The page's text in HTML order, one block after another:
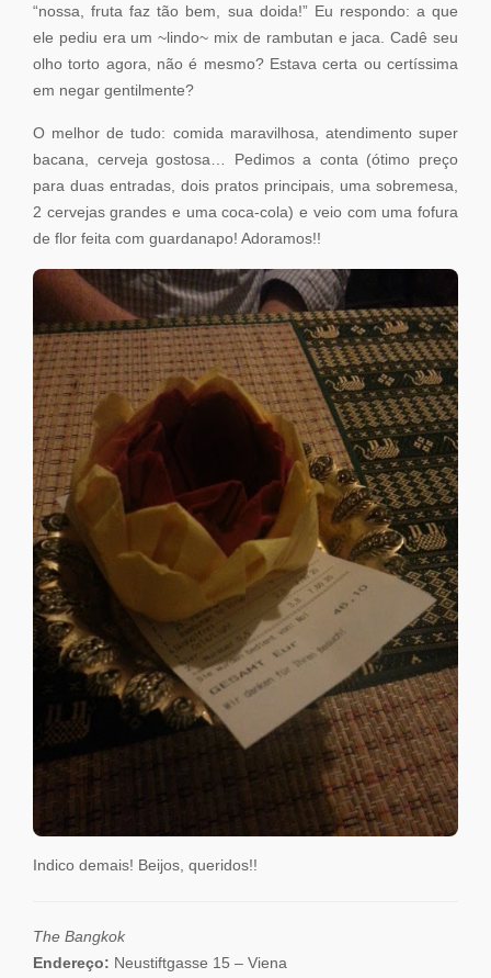
“nossa, fruta faz tão bem, sua doida!” Eu respondo: a que
ele pediu era um ~lindo~ mix de rambutan e jaca. Cadê seu
olho torto agora, não é mesmo? Estava certa ou certíssima
em negar gentilmente?
O melhor de tudo: comida maravilhosa, atendimento super
bacana, cerveja gostosa… Pedimos a conta (ótimo preço
para duas entradas, dois pratos principais, uma sobremesa,
2 cervejas grandes e uma coca-cola) e veio com uma fofura
de flor feita com guardanapo! Adoramos!!
Indico demais! Beijos, queridos!!
The Bangkok
Endereço: Neustiftgasse 15 – Viena